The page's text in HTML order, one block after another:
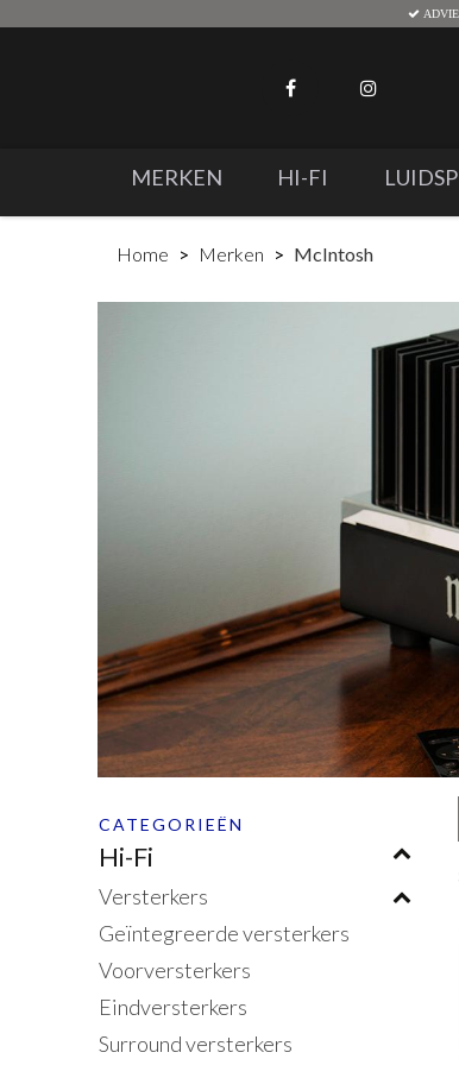
MERKEN HI-FI
Home Merken McIntosh
CATEGORIEËN
Hi-Fi
Versterkers
Geïntegreerde versterkers
Voorversterkers
Eindversterkers
Surround versterkers